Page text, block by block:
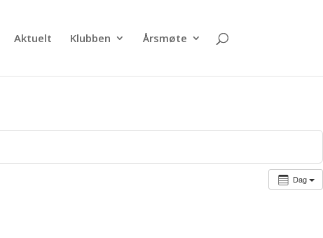
Aktuelt Klubben Årsmøte
Dag